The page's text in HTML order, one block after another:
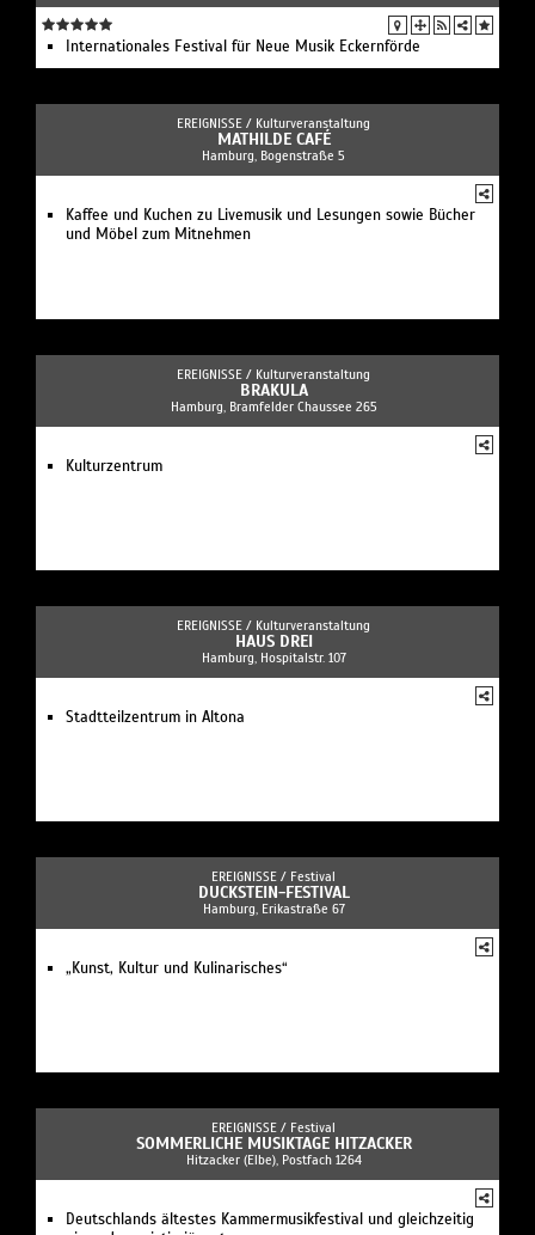
Internationales Festival für Neue Musik Eckernförde
EREIGNISSE / Kulturveranstaltung
MATHILDE CAFÉ
Hamburg, Bogenstraße 5
Kaffee und Kuchen zu Livemusik und Lesungen sowie Bücher
und Möbel zum Mitnehmen
EREIGNISSE / Kulturveranstaltung
BRAKULA
Hamburg, Bramfelder Chaussee 265
Kulturzentrum
EREIGNISSE / Kulturveranstaltung
HAUS DREI
Hamburg, Hospitalstr. 107
Stadtteilzentrum in Altona
EREIGNISSE / Festival
DUCKSTEIN-FESTIVAL
Hamburg, Erikastraße 67
„Kunst, Kultur und Kulinarisches“
EREIGNISSE / Festival
SOMMERLICHE MUSIKTAGE HITZACKER
Hitzacker (Elbe), Postfach 1264
Deutschlands ältestes Kammermusikfestival und gleichzeitig